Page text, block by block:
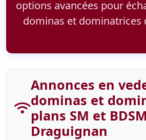
options avancées pour
dominas et dominatrices
Annonces en
dominas et
plans SM et
Draguignan